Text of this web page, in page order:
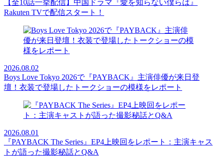
【全10話一挙配信】中国ドラマ『愛を知らない僕らは』
Rakuten TVで配信スタート！
2026.08.02
Boys Love Tokyo 2026で『PAYBACK』主演俳優が来日登
壇！衣装で登場したトークショーの模様をレポート
2026.08.01
『PAYBACK The Series』EP4上映回をレポート：主演キャス
トが語った撮影秘話とQ&A